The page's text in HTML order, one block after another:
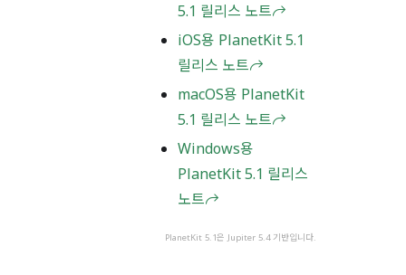
5.1 릴리스 노트
iOS용 PlanetKit 5.1
릴리스 노트
macOS용 PlanetKit
5.1 릴리스 노트
Windows용
PlanetKit 5.1 릴리스
노트
PlanetKit 5.1은 Jupiter 5.4 기반입니다.